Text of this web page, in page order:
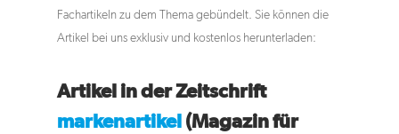
Fachartikeln zu dem Thema gebündelt. Sie können die
Artikel bei uns exklusiv und kostenlos herunterladen:
Artikel in der Zeitschrift
markenartikel (Magazin für